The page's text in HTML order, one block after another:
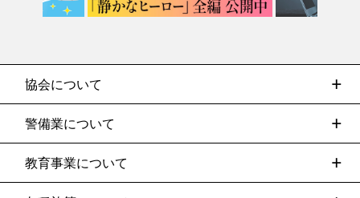
協会について
警備業について
教育事業について